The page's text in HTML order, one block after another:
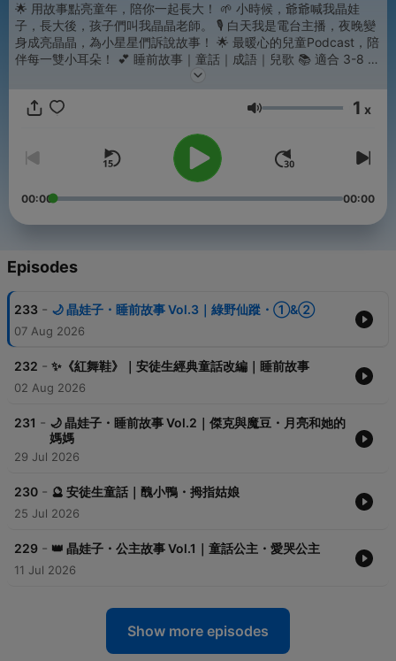
🌟 用故事點亮童年，陪你一起長大！ 🌱 小時候，爺爺喊我晶娃
子，長大後，孩子們叫我晶晶老師。 🎙 白天我是電台主播，夜晚變
身成亮晶晶，為小星星們訴說故事！ 🌟 最暖心的兒童Podcast，陪
伴每一雙小耳朵！ 💕 睡前故事｜童話｜成語｜兒歌 📚 適合 3-8 歲
兒童與爸媽一起收聽的親子播客首選！ 📩 寫信給老師 👉
https://forms.gle/6gsPWLGczYB3qf2E6 🦄 臉書求讚 & 關注 👉
新 👉 https://www.youtube.com/@jingjingstories 🔔 快來訂閱
吧，一起來聽故事咯！
Volume 1 x
00:00 00:00
Episodes
233 - 🌙 晶娃子・睡前故事 Vol.3｜綠野仙蹤・①&②
07 Aug 2026
232 - ✨《紅舞鞋》｜安徒生經典童話改編｜睡前故事
02 Aug 2026
231 - 🌙 晶娃子・睡前故事 Vol.2｜傑克與魔豆・月亮和她的
媽媽
29 Jul 2026
230 - 🔮 安徒生童話｜醜小鴨・拇指姑娘
25 Jul 2026
229 - 👑 晶娃子・公主故事 Vol.1｜童話公主・愛哭公主
11 Jul 2026
Show more episodes